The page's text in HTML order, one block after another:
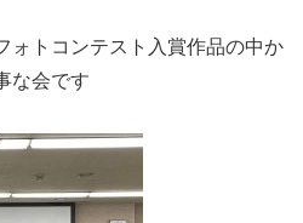
ォトコンテスト入賞作品の中か
な会です